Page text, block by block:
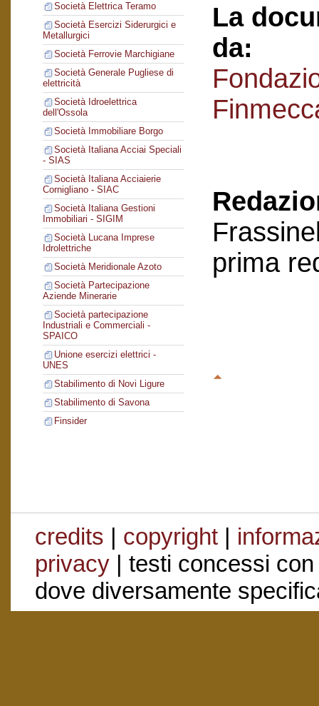
Società Elettrica Teramo
Società Esercizi Siderurgici e
Metallurgici
Società Ferrovie Marchigiane
Società Generale Pugliese di
elettricità
Società Idroelettrica
dell'Ossola
Società Immobiliare Borgo
Società Italiana Acciai Speciali
- SIAS
Società Italiana Acciaierie
Cornigliano - SIAC
Società Italiana Gestioni
Immobiliari - SIGIM
Società Lucana Imprese
Idrolettriche
Società Meridionale Azoto
Società Partecipazione
Aziende Minerarie
Società partecipazione
Industriali e Commerciali -
SPAICO
Unione esercizi elettrici -
UNES
Stabilimento di Novi Ligure
Stabilimento di Savona
Finsider
La
da:
prima
credits | copyright|
privacy| testi concessi
dove diversamente